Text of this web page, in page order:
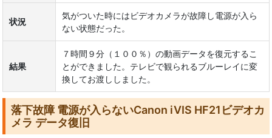
状況
気がついた時にはビデオカメラが故障し電源が入ら
ない状態だった。
結果
７時間９分（１００％）の動画データを復元するこ
とができました。テレビで観られるブルーレイに変
換してお渡ししました。
落下故障 電源が入らないCanon iVIS HF21ビデオカ
メラ データ復旧